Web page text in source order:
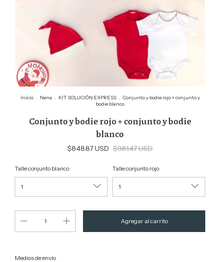
Inicio . Nena . KIT SOLUCIÓN EXPRESS . Conjunto y bodie rojo + conjunto y
bodie blanco
Conjunto y bodie rojo + conjunto y bodie
blanco
$848.87 USD $981.47 USD
Talle conjunto blanco Talle conjunto rojo
Entregas para el CP:
Medios de envío